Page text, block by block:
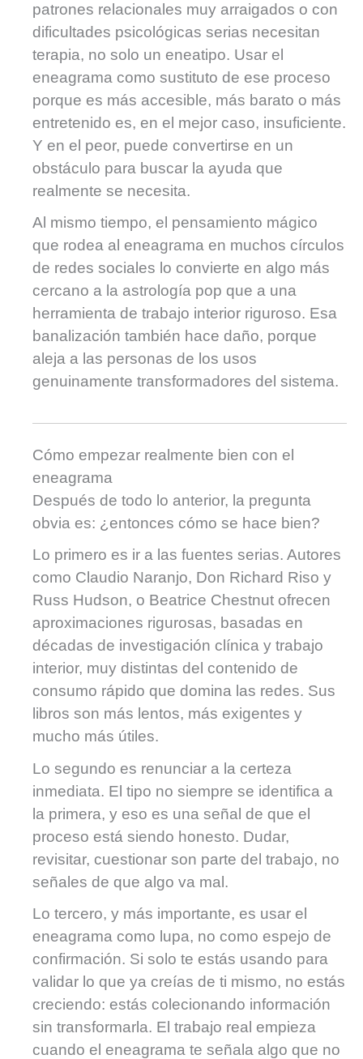
patrones relacionales muy arraigados o con
dificultades psicológicas serias necesitan
terapia, no solo un eneatipo. Usar el
eneagrama como sustituto de ese proceso
porque es más accesible, más barato o más
entretenido es, en el mejor caso, insuficiente.
Y en el peor, puede convertirse en un
obstáculo para buscar la ayuda que
realmente se necesita.
Al mismo tiempo, el pensamiento mágico
que rodea al eneagrama en muchos círculos
de redes sociales lo convierte en algo más
cercano a la astrología pop que a una
herramienta de trabajo interior riguroso. Esa
banalización también hace daño, porque
aleja a las personas de los usos
genuinamente transformadores del sistema.
Cómo empezar realmente bien con el
eneagrama
Después de todo lo anterior, la pregunta
obvia es: ¿entonces cómo se hace bien?
Lo primero es ir a las fuentes serias. Autores
como Claudio Naranjo, Don Richard Riso y
Russ Hudson, o Beatrice Chestnut ofrecen
aproximaciones rigurosas, basadas en
décadas de investigación clínica y trabajo
interior, muy distintas del contenido de
consumo rápido que domina las redes. Sus
libros son más lentos, más exigentes y
mucho más útiles.
Lo segundo es renunciar a la certeza
inmediata. El tipo no siempre se identifica a
la primera, y eso es una señal de que el
proceso está siendo honesto. Dudar,
revisitar, cuestionar son parte del trabajo, no
señales de que algo va mal.
Lo tercero, y más importante, es usar el
eneagrama como lupa, no como espejo de
confirmación. Si solo te estás usando para
validar lo que ya creías de ti mismo, no estás
creciendo: estás colecionando información
sin transformarla. El trabajo real empieza
cuando el eneagrama te señala algo que no